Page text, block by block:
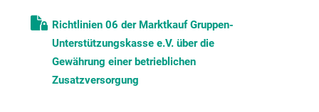
Richtlinien 06 der Marktkauf Gruppen-
Unterstützungskasse e.V. über die
Gewährung einer betrieblichen
Zusatzversorgung